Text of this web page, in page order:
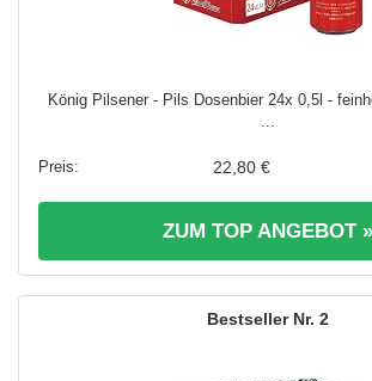
König Pilsener - Pils Dosenbier 24x 0,5l -
...
22,80 €
ZUM TOP ANGEBOT »
2